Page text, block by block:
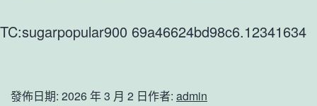
TC:sugarpopular900 69a46624bd98c6.12341634
發佈日期: 2026 年 3 月 2 日作者: admin